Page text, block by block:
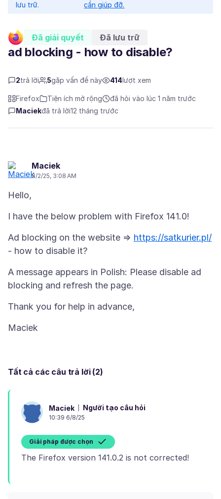
lưu trữ.
cần giúp đỡ.
Đã giải quyết Đã lưu trữ
ad blocking - how to disable?
2trả lời 5gặp vấn đề này 414lượt xem
Firefox Tiện ích mở rộng
đã hỏi vào lúc 1 năm trước
Maciekđã trả lời12 tháng trước
Maciek
8/2/25, 3:08 AM
Ad blocking on the website => https://satkurier.pl/
A message appears in Polish: Please disable ad
Tất cả các câu trả lời (2)
Maciek Người tạo câu hỏi
10:39 6/8/25
Giải pháp được chọn